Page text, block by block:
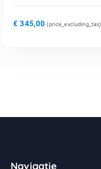
€ 345,00 {price_excluding_tax)
Navigatie